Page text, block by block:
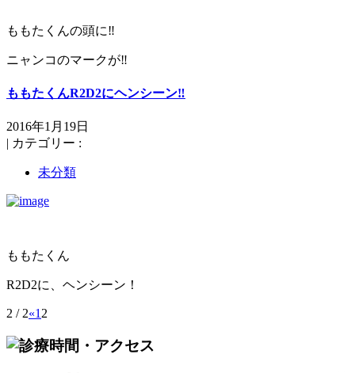
ももたくんの頭に‼️
ニャンコのマークが‼️
ももたくんR2D2にヘンシーン‼️
2016年1月19日
| カテゴリー :
未分類
ももたくん
R2D2に、ヘンシーン！
2 / 2«1 2